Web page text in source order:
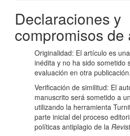
Declaraciones y
compromisos de
Originalidad: El artículo es
inédita y no ha sido sometido
evaluación en otra publicación.
Verificación de similitud: El
manuscrito será sometido a un
utilizando la herramienta
parte inicial del proceso
políticas antiplagio de la